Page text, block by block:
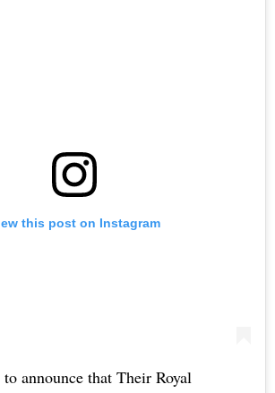
this post on Instagram
to announce that Their Royal